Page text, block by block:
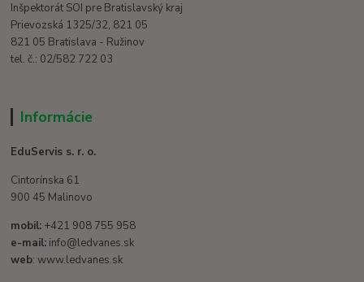
Inšpektorát SOI pre Bratislavský kraj
Prievozská 1325/32, 821 05
821 05 Bratislava - Ružinov
tel. č.: 02/582 722 03
Informácie
EduServis s. r. o.
Cintorínska 61
900 45 Malinovo
mobil: +421 908 755 958
e-mail: info@ledvanes.sk
web: www.ledvanes.sk